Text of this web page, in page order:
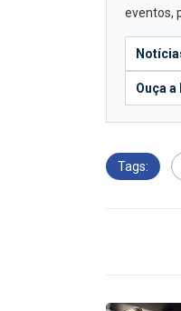
eventos,
Ouça a
Tags: